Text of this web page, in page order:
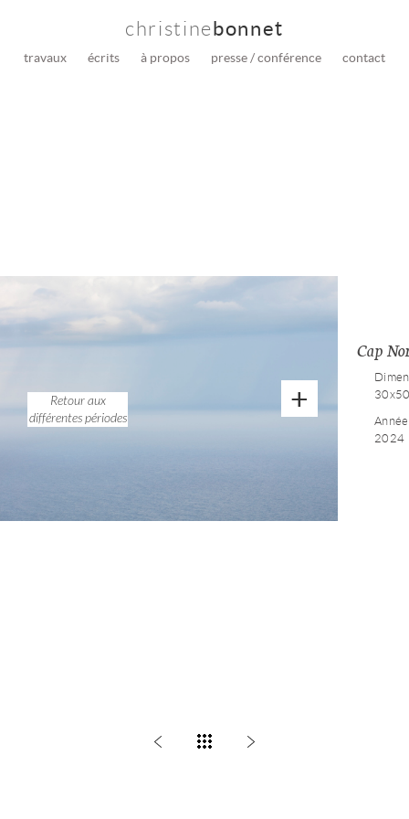
christinebonnet
travaux écrits à propos presse / conférence contact
Retour aux
différentes périodes
+
Cap
2024